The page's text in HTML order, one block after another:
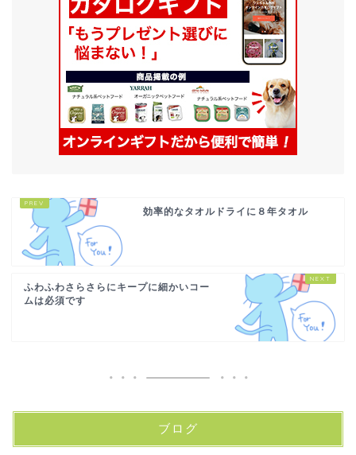
効率的なタオルドライに８年タオル
ふわふわさらさらにキープに細かいコー
ムは必須です
ブログ